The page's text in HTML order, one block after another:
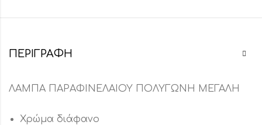
ΠΕΡΙΓΡΑΦΉ
ΛΑΜΠΑ ΠΑΡΑΦΙΝΕΛΑΙΟΥ ΠΟΛΥΓΩΝΗ ΜΕΓΑΛΗ
Χρώμα διάφανο